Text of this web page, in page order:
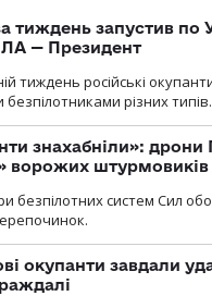
тиждень запустив по
— Президент
тиждень російські
різних типів.
знахабніли»: дрони
ворожих штурмовиків
безпілотних систем Сил
окупанти завдали